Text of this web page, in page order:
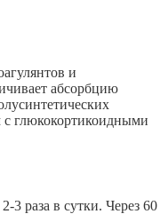
и
абсорбцию
глюкокортикоидными
3 раза в сутки. Через 60